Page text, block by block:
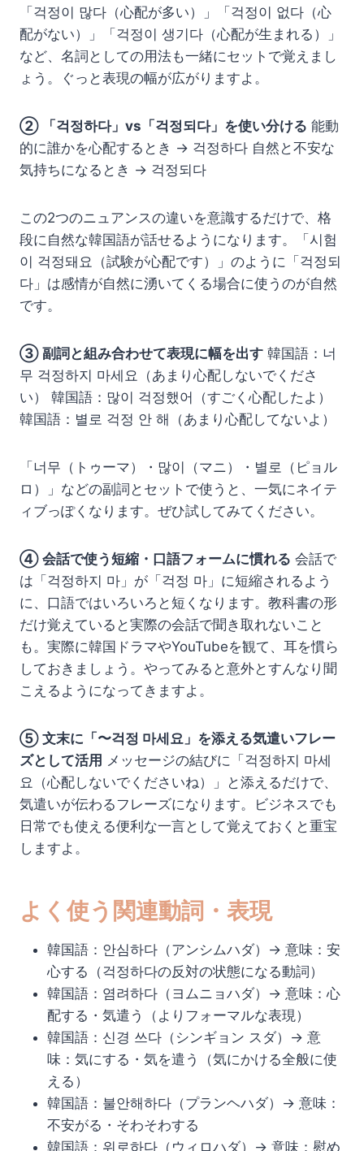
「걱정이 많다（心配が多い）」「걱정이 없다（心
配がない）」「걱정이 생기다（心配が生まれる）」
など、名詞としての用法も一緒にセットで覚えまし
ょう。ぐっと表現の幅が広がりますよ。
② 「걱정하다」vs「걱정되다」を使い分ける 能動
的に誰かを心配するとき → 걱정하다 自然と不安な
気持ちになるとき → 걱정되다
この2つのニュアンスの違いを意識するだけで、格
段に自然な韓国語が話せるようになります。「시험
이 걱정돼요（試験が心配です）」のように「걱정되
다」は感情が自然に湧いてくる場合に使うのが自然
です。
③ 副詞と組み合わせて表現に幅を出す 韓国語：너
무 걱정하지 마세요（あまり心配しないでくださ
い） 韓国語：많이 걱정했어（すごく心配したよ）
韓国語：별로 걱정 안 해（あまり心配してないよ）
「너무（トゥーマ）・많이（マニ）・별로（ピョル
ロ）」などの副詞とセットで使うと、一気にネイテ
ィブっぽくなります。ぜひ試してみてください。
④ 会話で使う短縮・口語フォームに慣れる 会話で
は「걱정하지 마」が「걱정 마」に短縮されるよう
に、口語ではいろいろと短くなります。教科書の形
だけ覚えていると実際の会話で聞き取れないこと
も。実際に韓国ドラマやYouTubeを観て、耳を慣ら
しておきましょう。やってみると意外とすんなり聞
こえるようになってきますよ。
⑤ 文末に「〜걱정 마세요」を添える気遣いフレー
ズとして活用 メッセージの結びに「걱정하지 마세
요（心配しないでくださいね）」と添えるだけで、
気遣いが伝わるフレーズになります。ビジネスでも
日常でも使える便利な一言として覚えておくと重宝
しますよ。
よく使う関連動詞・表現
韓国語：안심하다（アンシムハダ）→ 意味：安
心する（걱정하다の反対の状態になる動詞）
韓国語：염려하다（ヨムニョハダ）→ 意味：心
配する・気遣う（よりフォーマルな表現）
韓国語：신경 쓰다（シンギョン スダ）→ 意
味：気にする・気を遣う（気にかける全般に使
える）
韓国語：불안해하다（プランヘハダ）→ 意味：
不安がる・そわそわする
韓国語：위로하다（ウィロハダ）→ 意味：慰め